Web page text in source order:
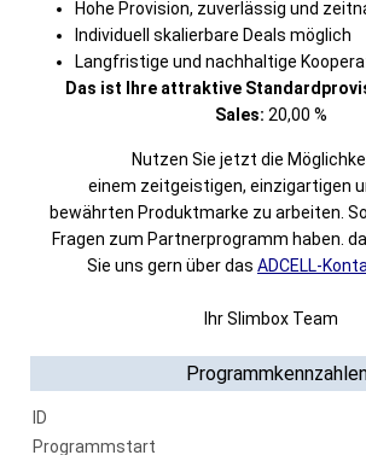
Hohe Provision, zuverlässig und
Individuell skalierbare Deals möglich
Langfristige und nachhaltige
Das ist Ihre attraktive
Sales: 20,00 %
Nutzen Sie jetzt die
einem zeitgeistigen, einzigartigen
bewährten Produktmarke zu arbeiten.
Fragen zum Partnerprogramm haben.
Sie uns gern über das ADCELL-
Ihr Slimbox Team
ID
Programmstart